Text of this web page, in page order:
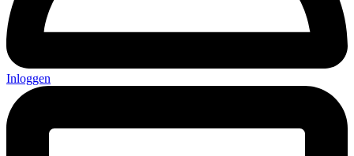
Inloggen